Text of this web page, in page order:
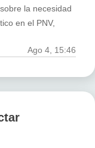
la necesidad
en el PNV,
Ago 4, 15:46